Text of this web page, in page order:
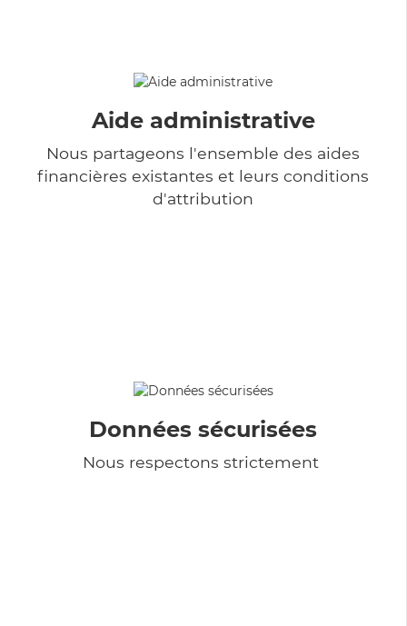
Aide administrative
Nous partageons l'ensemble des aides
financières existantes et leurs conditions
d'attribution
Données sécurisées
Nous respectons strictement